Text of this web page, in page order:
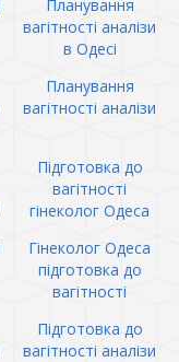
Планування
вагітності аналізи
в Одесі
Планування
вагітності аналізи
Підготовка до
вагітності
гінеколог Одеса
Гінеколог Одеса
підготовка до
вагітності
Підготовка до
вагітності аналізи